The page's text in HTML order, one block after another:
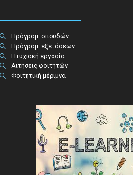
Πρόγραμ. σπουδών
Πρόγραμ. εξετάσεων
Πτυχιακή εργασία
Αιτήσεις φοιτητών
Φοιτητική μέριμνα